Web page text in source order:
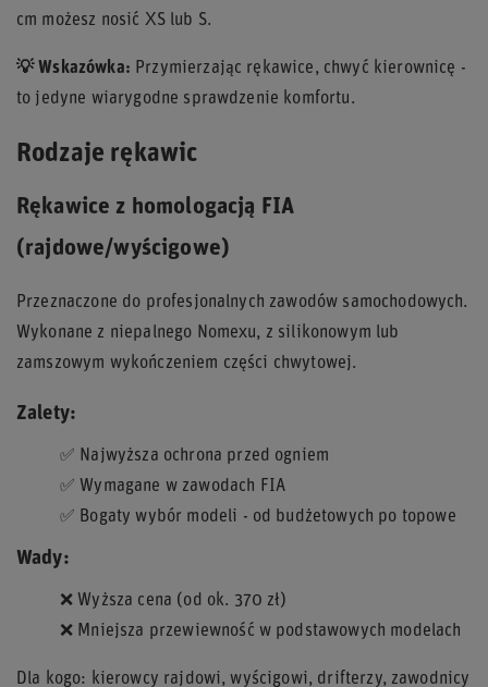
cm możesz nosić XS lub S.
💡 Wskazówka: Przymierzając rękawice, chwyć kierownicę -
to jedyne wiarygodne sprawdzenie komfortu.
Rodzaje rękawic
Rękawice z homologacją FIA
(rajdowe/wyścigowe)
Przeznaczone do profesjonalnych zawodów samochodowych.
Wykonane z niepalnego Nomexu, z silikonowym lub
zamszowym wykończeniem części chwytowej.
Zalety:
✅ Najwyższa ochrona przed ogniem
✅ Wymagane w zawodach FIA
✅ Bogaty wybór modeli - od budżetowych po topowe
Wady:
❌ Wyższa cena (od ok. 370 zł)
❌ Mniejsza przewiewność w podstawowych modelach
Dla kogo: kierowcy rajdowi, wyścigowi, drifterzy, zawodnicy